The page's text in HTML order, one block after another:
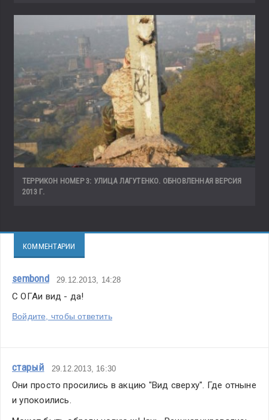
ТЕРРИКОН НОМЕР 3: УЛИЦА ЛАГУТЕНКО. ОБНОВЛЕННАЯ ВЕРСИЯ
2013 Г.
КОММЕНТАРИИ
sembond 29.12.2013, 14:28
С ОГАи вид - да!
Войдите, чтобы ответить
старый 29.12.2013, 16:30
Они просто просились в акцию "Вид сверху". Где отныне
и упокоились.